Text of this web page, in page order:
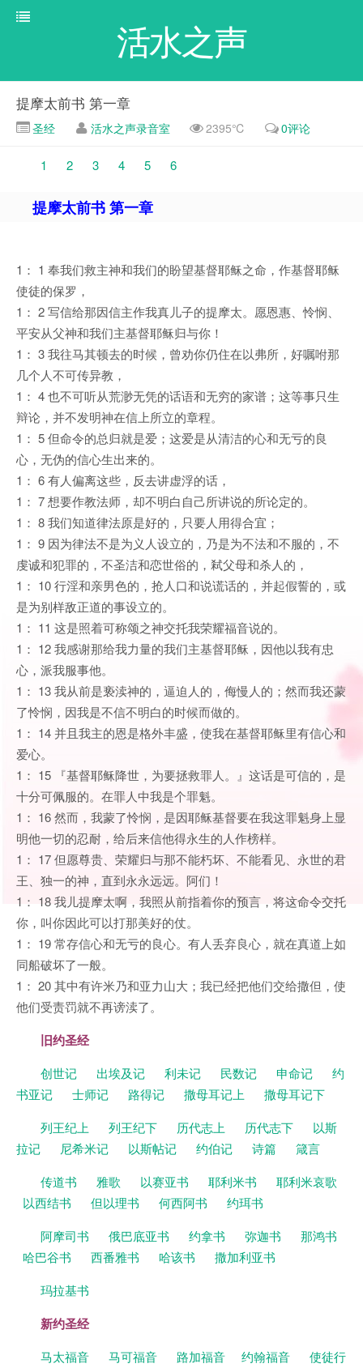
活水之声
提摩太前书 第一章
圣经 活水之声录音室 2395℃ 0评论
1 2 3 4 5 6
提摩太前书 第一章
1： 1 奉我们救主神和我们的盼望基督耶稣之命，作基督耶稣
使徒的保罗，
1： 2 写信给那因信主作我真儿子的提摩太。愿恩惠、怜悯、
平安从父神和我们主基督耶稣归与你！
1： 3 我往马其顿去的时候，曾劝你仍住在以弗所，好嘱咐那
几个人不可传异教，
1： 4 也不可听从荒渺无凭的话语和无穷的家谱；这等事只生
辩论，并不发明神在信上所立的章程。
1： 5 但命令的总归就是爱；这爱是从清洁的心和无亏的良
心，无伪的信心生出来的。
1： 6 有人偏离这些，反去讲虚浮的话，
1： 7 想要作教法师，却不明白自己所讲说的所论定的。
1： 8 我们知道律法原是好的，只要人用得合宜；
1： 9 因为律法不是为义人设立的，乃是为不法和不服的，不
虔诚和犯罪的，不圣洁和恋世俗的，弒父母和杀人的，
1： 10 行淫和亲男色的，抢人口和说谎话的，并起假誓的，或
是为别样敌正道的事设立的。
1： 11 这是照着可称颂之神交托我荣耀福音说的。
1： 12 我感谢那给我力量的我们主基督耶稣，因他以我有忠
心，派我服事他。
1： 13 我从前是亵渎神的，逼迫人的，侮慢人的；然而我还蒙
了怜悯，因我是不信不明白的时候而做的。
1： 14 并且我主的恩是格外丰盛，使我在基督耶稣里有信心和
爱心。
1： 15 『基督耶稣降世，为要拯救罪人。』这话是可信的，是
十分可佩服的。在罪人中我是个罪魁。
1： 16 然而，我蒙了怜悯，是因耶稣基督要在我这罪魁身上显
明他一切的忍耐，给后来信他得永生的人作榜样。
1： 17 但愿尊贵、荣耀归与那不能朽坏、不能看见、永世的君
王、独一的神，直到永永远远。阿们！
1： 18 我儿提摩太啊，我照从前指着你的预言，将这命令交托
你，叫你因此可以打那美好的仗。
1： 19 常存信心和无亏的良心。有人丢弃良心，就在真道上如
同船破坏了一般。
1： 20 其中有许米乃和亚力山大；我已经把他们交给撒但，使
他们受责罚就不再谤渎了。
旧约圣经
创世记 出埃及记 利未记 民数记 申命记
约
书亚记
士师记 路得记 撒母耳记上
撒母耳记下
列王纪上
列王纪下 历代志上 历代志下
以斯
拉记
尼希米记 以斯帖记 约伯记 诗篇
箴言
传道书
雅歌 以赛亚书 耶利米书
耶利米哀歌
以西结书
但以理书 何西阿书
约珥书
阿摩司书
俄巴底亚书 约拿书 弥迦书
那鸿书
哈巴谷书
西番雅书 哈该书
撒加利亚书
玛拉基书
新约圣经
马太福音 马可福音 路加福音 约翰福音
使徒行